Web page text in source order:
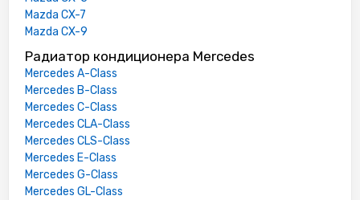
Mazda CX-7
Mazda CX-9
Радиатор кондиционера Mercedes
Mercedes A-Class
Mercedes B-Class
Mercedes C-Class
Mercedes CLA-Class
Mercedes CLS-Class
Mercedes E-Class
Mercedes G-Class
Mercedes GL-Class